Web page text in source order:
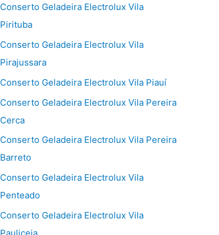
Conserto Geladeira Electrolux Vila
Pirituba
Conserto Geladeira Electrolux Vila
Pirajussara
Conserto Geladeira Electrolux Vila Piauí
Conserto Geladeira Electrolux Vila Pereira
Cerca
Conserto Geladeira Electrolux Vila Pereira
Barreto
Conserto Geladeira Electrolux Vila
Penteado
Conserto Geladeira Electrolux Vila